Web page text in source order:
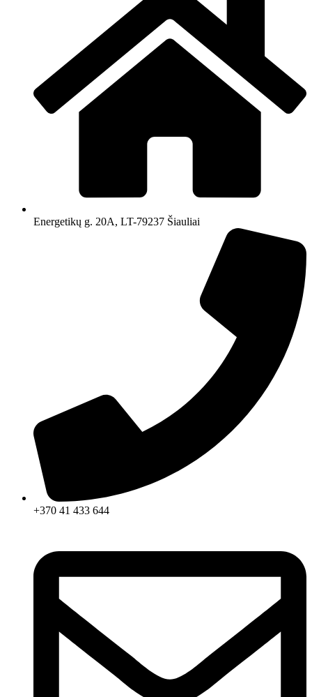
Energetikų g. 20A, LT-79237 Šiauliai
+370 41 433 644